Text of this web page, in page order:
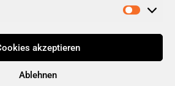
akzeptieren
Ablehnen